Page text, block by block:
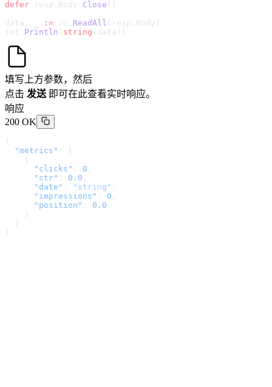
defer resp.Body. Close ()
data, _
:= io. ReadAll (resp.Body)
fmt. Println ( string (data))
填写上方参数，然后
点击 发送 即可在此查看实时响应。
响应
200 OK
{
  "metrics"
: [
    {
      "clicks"
: 0 ,
      "ctr"
: 0.0 ,
      "date"
: "string" ,
      "impressions"
: 0 ,
      "position"
: 0.0
    }
}